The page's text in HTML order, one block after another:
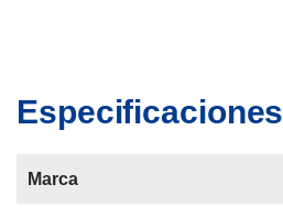
Especificaciones
Marca